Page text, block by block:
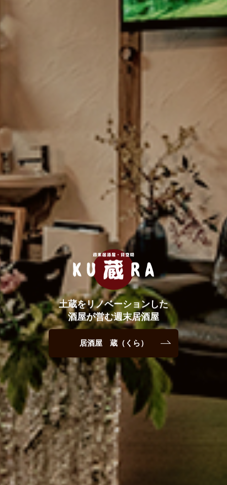
土蔵をリノベーションした
酒屋が営む週末居酒屋
居酒屋 蔵（くら）